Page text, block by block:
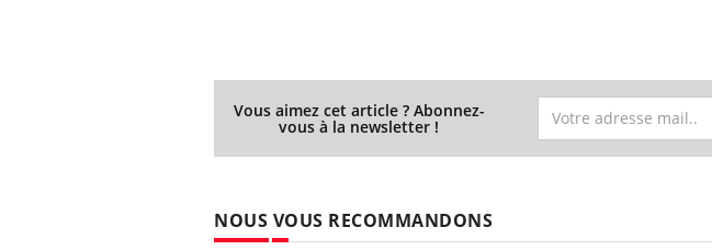
Vous aimez cet article ? Abonnez-
vous à la newsletter !
NOUS VOUS RECOMMANDONS